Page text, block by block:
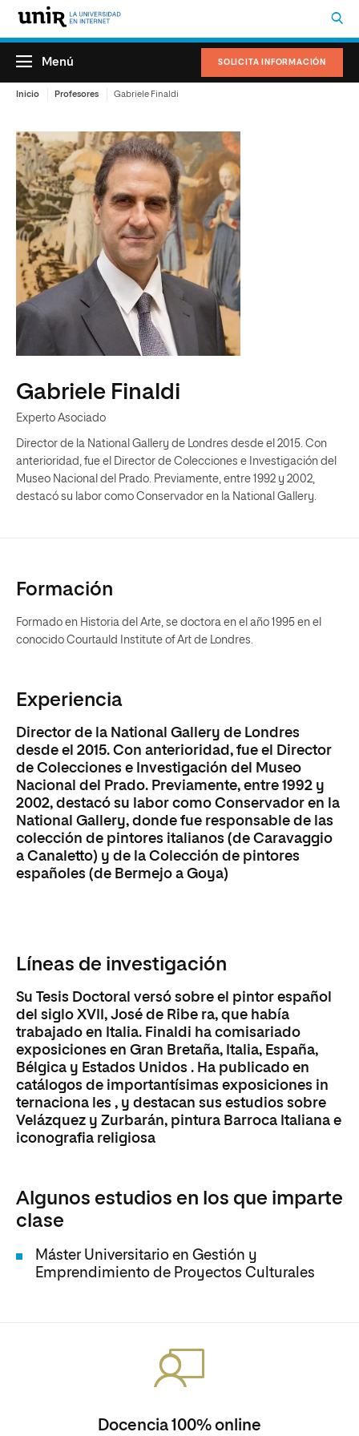
SOLICITA INFORMACIÓN
Menú
Inicio Profesores Gabriele Finaldi
Gabriele Finaldi
Experto Asociado
Director de la National Gallery de Londres desde el 2015. Con
anterioridad, fue el Director de Colecciones e Investigación del
Museo Nacional del Prado. Previamente, entre 1992 y 2002,
destacó su labor como Conservador en la National Gallery.
Formación
Formado en Historia del Arte, se doctora en el año 1995 en el
conocido Courtauld Institute of Art de Londres.
Experiencia
Director de la National Gallery de Londres
desde el 2015. Con anterioridad, fue el Director
de Colecciones e Investigación del Museo
Nacional del Prado. Previamente, entre 1992 y
2002, destacó su labor como Conservador en la
National Gallery, donde fue responsable de las
colección de pintores italianos (de Caravaggio
a Canaletto) y de la Colección de pintores
españoles (de Bermejo a Goya)
Líneas de investigación
Su Tesis Doctoral versó sobre el pintor español
del siglo XVII, José de Ribe ra, que había
trabajado en Italia. Finaldi ha comisariado
exposiciones en Gran Bretaña, Italia, España,
Bélgica y Estados Unidos . Ha publicado en
catálogos de importantísimas exposiciones in
ternaciona les , y destacan sus estudios sobre
Velázquez y Zurbarán, pintura Barroca Italiana e
iconografia religiosa
Algunos estudios en los que imparte
clase
Máster Universitario en Gestión y
Emprendimiento de Proyectos Culturales
Docencia 100% online